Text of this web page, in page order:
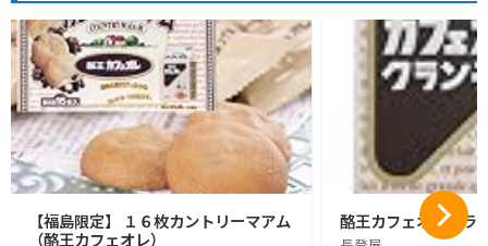
【福島限定】 １６枚カントリーマアム
（酪王カフェオレ）
酪王カフェオレクラ